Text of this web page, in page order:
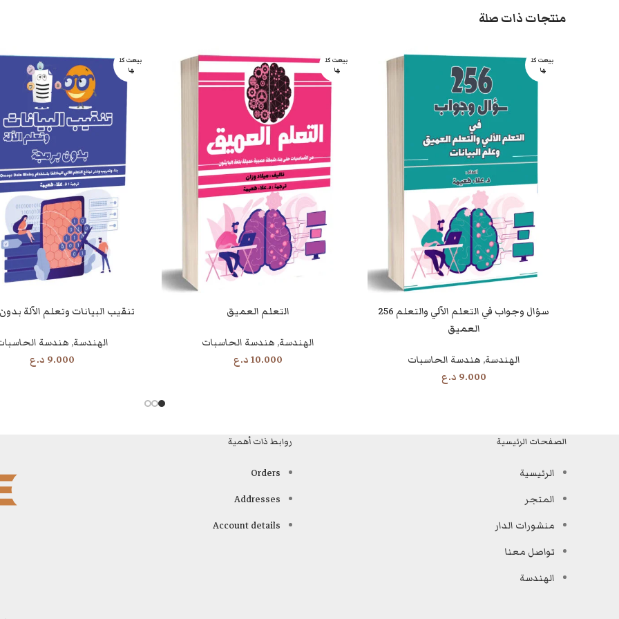
منتجات ذات صلة
بيعت كل
ها
قراءة المزيد
256 سؤال وجواب في التعلم الآلي والتعلم
العميق
الهندسة, هندسة الحاسبات
9.000 د.ع
بيعت كل
ها
التعلم العميق
الهندسة, هندسة الحاسبات
10.000د.ع
بيعت كل
ها
قراءة المزيد
تنقيب البيانات وتعلم الآلة
الهندسة, هندسة
9.000 د.ع
الصفحات الرئيسية
الرئيسية
المتجر
منشورات الدار
تواصل معنا
الهندسة
روابط ذات أهمية
Orders
Addresses
Account details